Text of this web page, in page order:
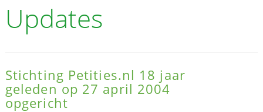
Updates
Stichting Petities.nl 18 jaar
geleden op 27 april 2004
opgericht